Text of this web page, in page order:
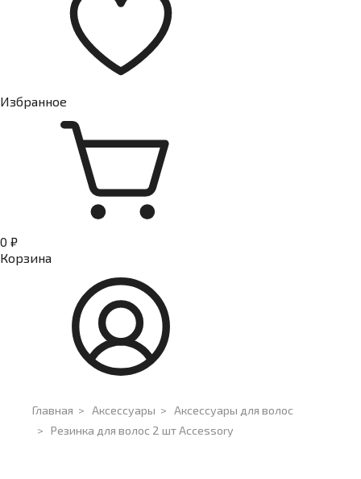
Избранное
0 ₽
Корзина
Главная > Аксессуары > Аксессуары для волос
> Резинка для волос 2 шт Accessory